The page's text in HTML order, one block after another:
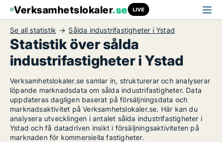
Verksamhetslokaler.se LIVE
Se all statistik Sålda industrifastigheter i Ystad
Statistik över sålda
industrifastigheter i Ystad
Verksamhetslokaler.se samlar in, strukturerar och analyserar
löpande marknadsdata om sålda industrifastigheter. Data
uppdateras dagligen baserat på försäljningsdata och
marknadsaktivitet på Verksamhetslokaler.se. Här kan du
analysera utvecklingen i antalet sålda industrifastigheter i
Ystad och få datadriven insikt i försäljningsaktiviteten på
marknaden för kommersiella fastigheter.